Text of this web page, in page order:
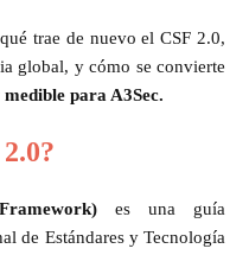
trae de nuevo el CSF 2.0,
global, y cómo se convierte
para A3Sec.
es una guía
de Estándares y Tecnología